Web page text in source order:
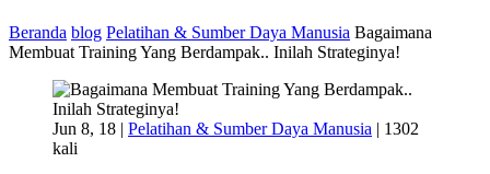
Beranda blog Pelatihan & Sumber Daya Manusia Bagaimana
Membuat Training Yang Berdampak.. Inilah Strateginya!
Jun 8, 18 | Pelatihan & Sumber Daya Manusia | 1302
kali